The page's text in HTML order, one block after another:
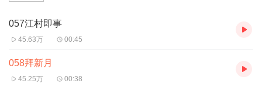
057江村即事
45.63万 00:45
058拜新月
45.25万 00:38